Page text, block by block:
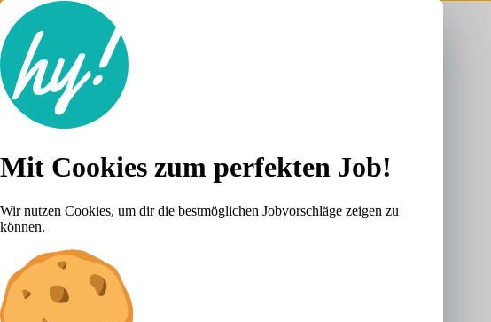
Lebenslauf
Karriere-Tipps
Anmelden
Mit Cookies zum perfekten Job!
Wir nutzen Cookies, um dir die bestmöglichen Jobvorschläge zeigen zu
können.